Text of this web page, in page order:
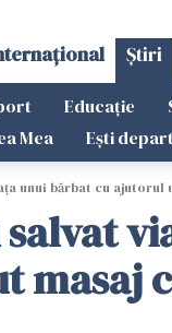
Știri
Educație
Mea
Ești
unui bărbat cu
salvat
masaj